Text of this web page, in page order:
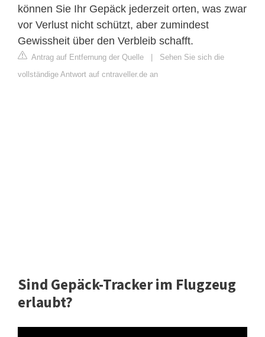
können Sie Ihr Gepäck jederzeit orten, was zwar
vor Verlust nicht schützt, aber zumindest
Gewissheit über den Verbleib schafft.
Antrag auf Entfernung der Quelle
Sehen Sie sich die
vollständige Antwort auf cntraveller.de an
Sind Gepäck-Tracker im Flugzeug
erlaubt?